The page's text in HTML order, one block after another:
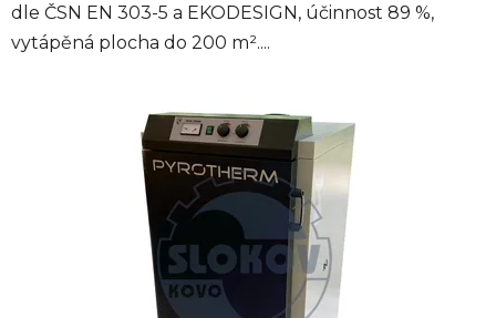
dle ČSN EN 303-5 a EKODESIGN, účinnost 89 %,
vytápěná plocha do 200 m²....